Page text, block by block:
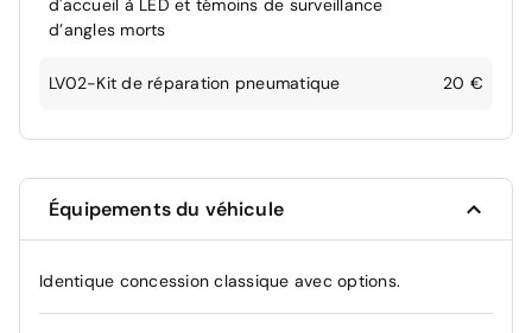
d'accueil à LED et témoins de surveillance
d’angles morts
LV02-Kit de réparation pneumatique 20 €
Équipements du véhicule
Identique concession classique avec options.